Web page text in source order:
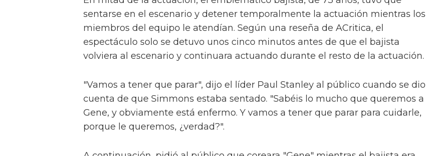
sentarse en el escenario y detener temporalmente la actuación mientras los
miembros del equipo le atendían. Según una reseña de ACritica, el
espectáculo solo se detuvo unos cinco minutos antes de que el bajista
volviera al escenario y continuara actuando durante el resto de la actuación.
"Vamos a tener que parar", dijo el líder Paul Stanley al público cuando se dio
cuenta de que Simmons estaba sentado. "Sabéis lo mucho que queremos a
Gene, y obviamente está enfermo. Y vamos a tener que parar para cuidarle,
porque le queremos, ¿verdad?".